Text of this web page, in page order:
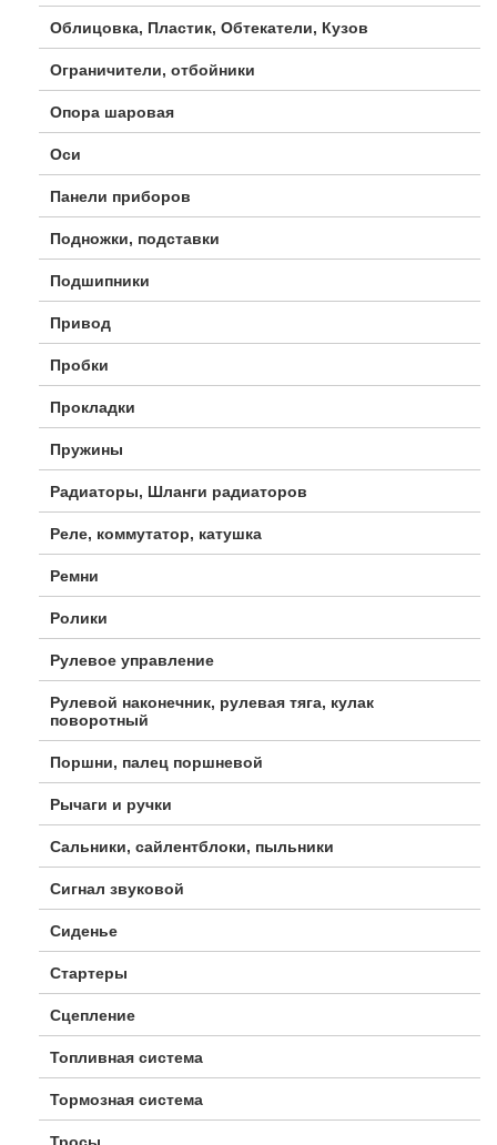
Облицовка, Пластик, Обтекатели, Кузов
Ограничители, отбойники
Опора шаровая
Оси
Панели приборов
Подножки, подставки
Подшипники
Привод
Пробки
Прокладки
Пружины
Радиаторы, Шланги радиаторов
Реле, коммутатор, катушка
Ремни
Ролики
Рулевое управление
Рулевой наконечник, рулевая тяга, кулак
поворотный
Поршни, палец поршневой
Рычаги и ручки
Сальники, сайлентблоки, пыльники
Сигнал звуковой
Сиденье
Стартеры
Сцепление
Топливная система
Тормозная система
Тросы